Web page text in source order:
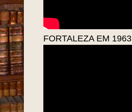
FORTALEZA EM 1963